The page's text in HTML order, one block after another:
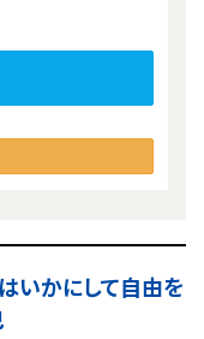
いかにして自由を